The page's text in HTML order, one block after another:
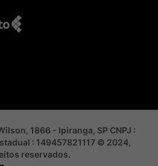
1866 - Ipiranga, SP CNPJ :
: 149457821117 © 2024,
reservados.